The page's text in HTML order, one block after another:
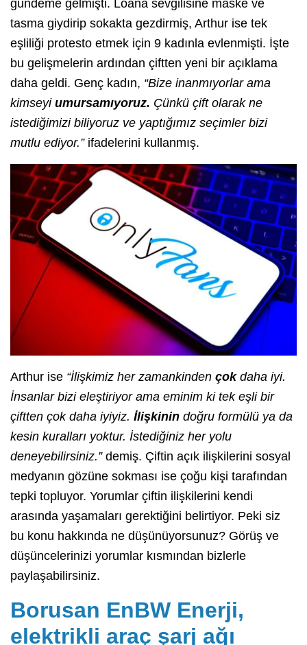
gündeme gelmişti. Loana sevgilisine maske ve
tasma giydirip sokakta gezdirmiş, Arthur ise tek
eşliliği protesto etmek için 9 kadınla evlenmişti. İşte
bu gelişmelerin ardından çiftten yeni bir açıklama
daha geldi. Genç kadın, “Bize inanmıyorlar ama
kimseyi umursamıyoruz. Çünkü çift olarak ne
istediğimizi biliyoruz ve yaptığımız seçimler bizi
mutlu ediyor.”ifadelerini kullanmış.
Arthur ise “İlişkimiz her zamankinden çokdaha iyi.
İnsanlar bizi eleştiriyor ama eminim ki tek eşli bir
çiftten çok daha iyiyiz. İlişkinin doğru formülü ya da
kesin kuralları yoktur. İstediğiniz her yolu
deneyebilirsiniz.”demiş. Çiftin açık ilişkilerini sosyal
medyanın gözüne sokması ise çoğu kişi tarafından
tepki topluyor. Yorumlar çiftin ilişkilerini kendi
arasında yaşamaları gerektiğini belirtiyor. Peki siz
bu konu hakkında ne düşünüyorsunuz? Görüş ve
düşüncelerinizi yorumlar kısmından bizlerle
paylaşabilirsiniz.
Borusan EnBW Enerji,
elektrikli araç şarj ağı